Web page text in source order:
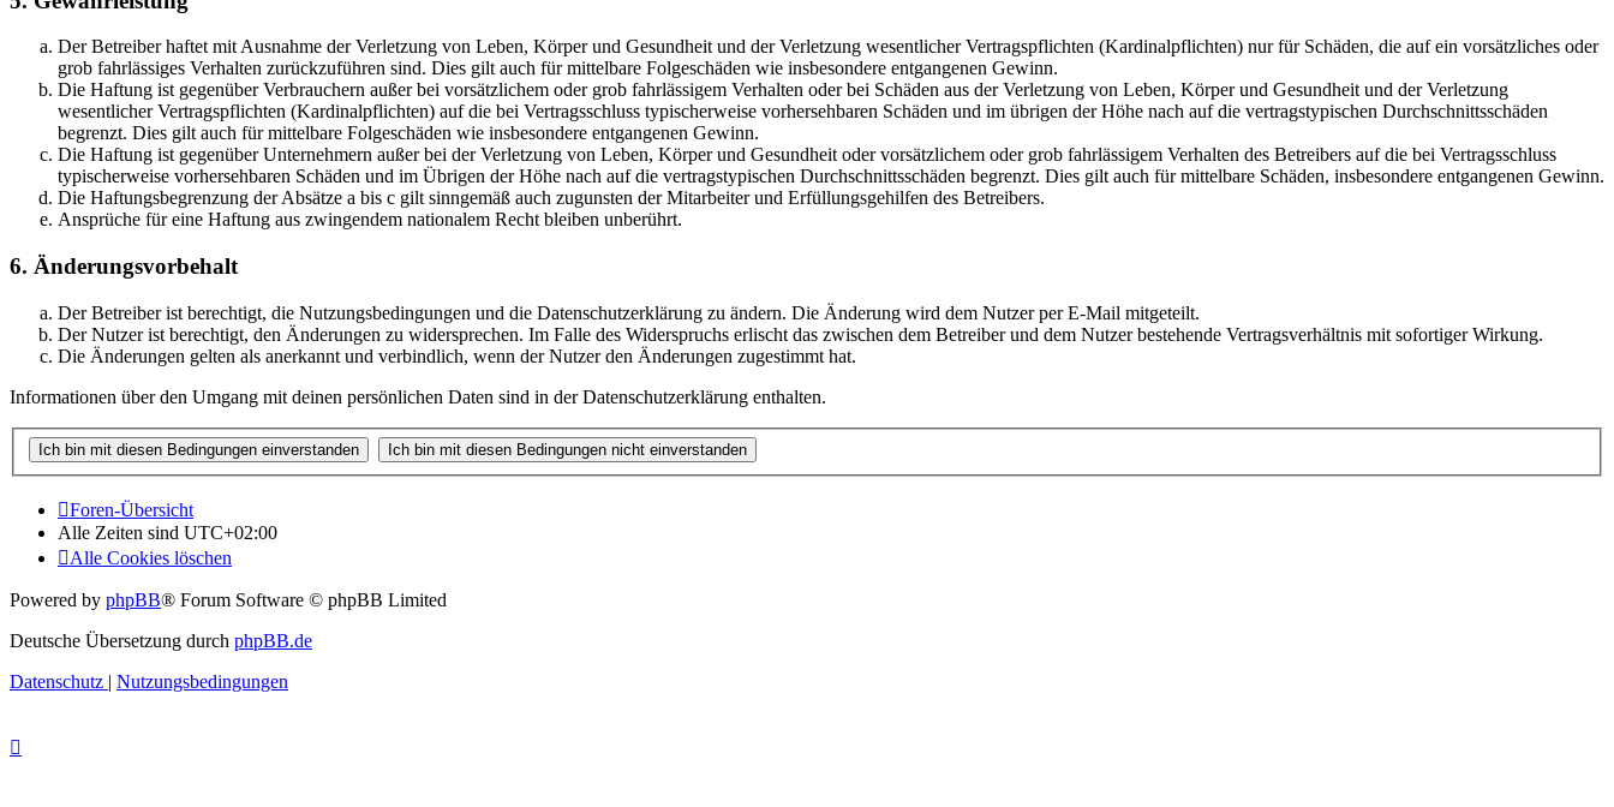
Der Betreiber haftet mit Ausnahme der Verletzung von Leben, Körper und Gesundheit und der Verletzung wesentlicher Vertragspflichten (Kardinalpflichten) nur für Schäden, die auf ein vorsätzliches oder
grob fahrlässiges Verhalten zurückzuführen sind. Dies gilt auch für mittelbare Folgeschäden wie insbesondere entgangenen Gewinn.
Die Haftung ist gegenüber Verbrauchern außer bei vorsätzlichem oder grob fahrlässigem Verhalten oder bei Schäden aus der Verletzung von Leben, Körper und Gesundheit und der Verletzung
wesentlicher Vertragspflichten (Kardinalpflichten) auf die bei Vertragsschluss typischerweise vorhersehbaren Schäden und im übrigen der Höhe nach auf die vertragstypischen Durchschnittsschäden
begrenzt. Dies gilt auch für mittelbare Folgeschäden wie insbesondere entgangenen Gewinn.
Die Haftung ist gegenüber Unternehmern außer bei der Verletzung von Leben, Körper und Gesundheit oder vorsätzlichem oder grob fahrlässigem Verhalten des Betreibers auf die bei Vertragsschluss
typischerweise vorhersehbaren Schäden und im Übrigen der Höhe nach auf die vertragstypischen Durchschnittsschäden begrenzt. Dies gilt auch für mittelbare Schäden, insbesondere entgangenen Gewinn.
Die Haftungsbegrenzung der Absätze a bis c gilt sinngemäß auch zugunsten der Mitarbeiter und Erfüllungsgehilfen des Betreibers.
Ansprüche für eine Haftung aus zwingendem nationalem Recht bleiben unberührt.
6. Änderungsvorbehalt
Der Betreiber ist berechtigt, die Nutzungsbedingungen und die Datenschutzerklärung zu ändern. Die Änderung wird dem Nutzer per E-Mail mitgeteilt.
Der Nutzer ist berechtigt, den Änderungen zu widersprechen. Im Falle des Widerspruchs erlischt das zwischen dem Betreiber und dem Nutzer bestehende Vertragsverhältnis mit sofortiger Wirkung.
Die Änderungen gelten als anerkannt und verbindlich, wenn der Nutzer den Änderungen zugestimmt hat.
Informationen über den Umgang mit deinen persönlichen Daten sind in der Datenschutzerklärung enthalten.
Foren-Übersicht
Alle Zeiten sind UTC+02:00
Alle Cookies löschen
Powered by phpBB® Forum Software © phpBB Limited
Deutsche Übersetzung durch phpBB.de
Datenschutz | Nutzungsbedingungen